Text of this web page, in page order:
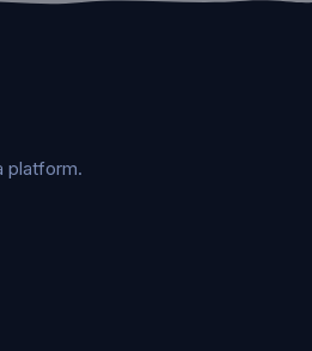
platform.